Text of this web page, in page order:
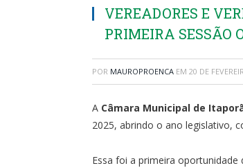
VEREADORES E
PRIMEIRA SESSÃO
POR MAUROPROENCA EM 20 DE
A Câmara Municipal de
2025, abrindo o ano legislativo,
Essa foi a primeira